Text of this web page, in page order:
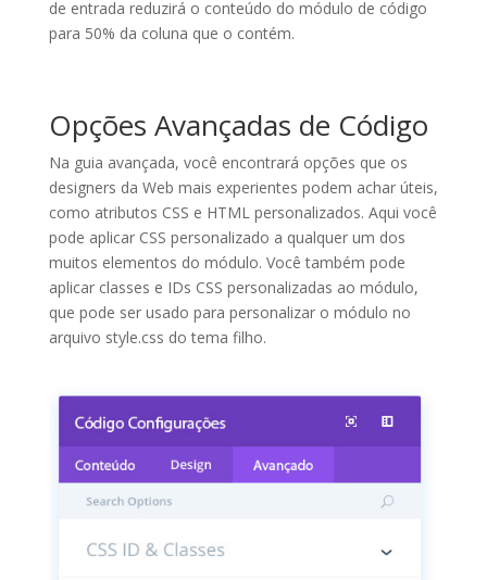
de entrada reduzirá o conteúdo do módulo de código
para 50% da coluna que o contém.
Opções Avançadas de Código
Na guia avançada, você encontrará opções que os
designers da Web mais experientes podem achar úteis,
como atributos CSS e HTML personalizados. Aqui você
pode aplicar CSS personalizado a qualquer um dos
muitos elementos do módulo. Você também pode
aplicar classes e IDs CSS personalizadas ao módulo,
que pode ser usado para personalizar o módulo no
arquivo style.css do tema filho.